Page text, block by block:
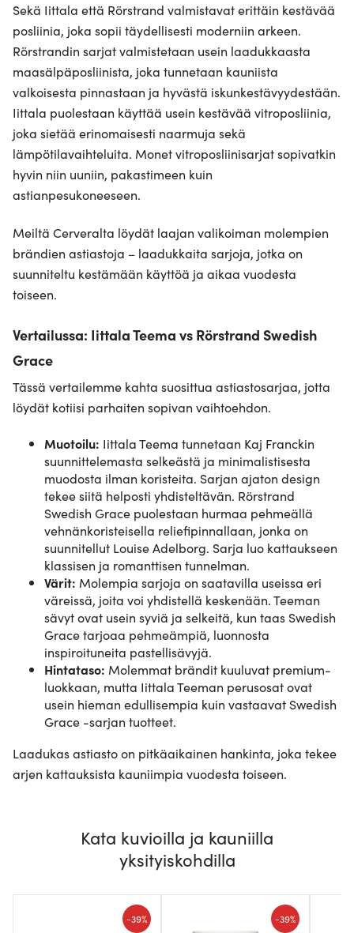
Sekä Iittala että Rörstrand valmistavat erittäin kestävää
posliinia, joka sopii täydellisesti moderniin arkeen.
Rörstrandin sarjat valmistetaan usein laadukkaasta
maasälpäposliinista, joka tunnetaan kauniista
valkoisesta pinnastaan ja hyvästä iskunkestävyydestään.
Iittala puolestaan käyttää usein kestävää vitroposliinia,
joka sietää erinomaisesti naarmuja sekä
lämpötilavaihteluita. Monet vitroposliinisarjat sopivatkin
hyvin niin uuniin, pakastimeen kuin
astianpesukoneeseen.
Meiltä Cerveralta löydät laajan valikoiman molempien
brändien astiastoja – laadukkaita sarjoja, jotka on
suunniteltu kestämään käyttöä ja aikaa vuodesta
toiseen.
Vertailussa: Iittala Teema vs Rörstrand Swedish
Grace
Tässä vertailemme kahta suosittua astiastosarjaa, jotta
löydät kotiisi parhaiten sopivan vaihtoehdon.
Muotoilu: Iittala Teema tunnetaan Kaj Franckin
suunnittelemasta selkeästä ja minimalistisesta
muodosta ilman koristeita. Sarjan ajaton design
tekee siitä helposti yhdisteltävän. Rörstrand
Swedish Grace puolestaan hurmaa pehmeällä
vehnänkoristeisella reliefipinnallaan, jonka on
suunnitellut Louise Adelborg. Sarja luo kattaukseen
klassisen ja romanttisen tunnelman.
Värit: Molempia sarjoja on saatavilla useissa eri
väreissä, joita voi yhdistellä keskenään. Teeman
sävyt ovat usein syviä ja selkeitä, kun taas Swedish
Grace tarjoaa pehmeämpiä, luonnosta
inspiroituneita pastellisävyjä.
Hintataso: Molemmat brändit kuuluvat premium-
luokkaan, mutta Iittala Teeman perusosat ovat
usein hieman edullisempia kuin vastaavat Swedish
Grace -sarjan tuotteet.
Laadukas astiasto on pitkäaikainen hankinta, joka tekee
arjen kattauksista kauniimpia vuodesta toiseen.
Kata kuvioilla ja kauniilla
yksityiskohdilla
-39% -39%